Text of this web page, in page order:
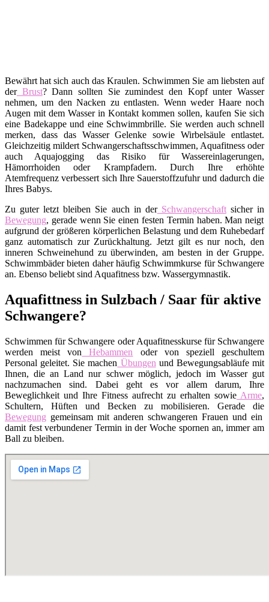
Bewährt hat sich auch das Kraulen. Schwimmen Sie am liebsten auf
derBrust? Dann sollten Sie zumindest den Kopf unter Wasser
nehmen, um den Nacken zu entlasten. Wenn weder Haare noch
Augen mit dem Wasser in Kontakt kommen sollen, kaufen Sie sich
eine Badekappe und eine Schwimmbrille. Sie werden auch schnell
merken, dass das Wasser Gelenke sowie Wirbelsäule entlastet.
Gleichzeitig mildert Schwangerschaftsschwimmen, Aquafitness oder
auch Aquajogging das Risiko für Wassereinlagerungen,
Hämorrhoiden oder Krampfadern. Durch Ihre erhöhte
Atemfrequenz verbessert sich Ihre Sauerstoffzufuhr und dadurch die
Ihres Babys.
Zu guter letzt bleiben Sie auch in derSchwangerschaftsicher in
Bewegung, gerade wenn Sie einen festen Termin haben. Man neigt
aufgrund der größeren körperlichen Belastung und dem Ruhebedarf
ganz automatisch zur Zurückhaltung. Jetzt gilt es nur noch, den
inneren Schweinehund zu überwinden, am besten in der Gruppe.
Schwimmbäder bieten daher häufig Schwimmkurse für Schwangere
an. Ebenso beliebt sind Aquafitness bzw. Wassergymnastik.
Aquafittness in Sulzbach / Saar für aktive
Schwangere?
Schwimmen für Schwangere oder Aquafitnesskurse für Schwangere
werden meist von Hebammen oder von speziell geschultem
Personal geleitet. Sie machen Übungen und Bewegungsabläufe mit
Ihnen, die an Land nur schwer möglich, jedoch im Wasser gut
nachzumachen sind. Dabei geht es vor allem darum, Ihre
Beweglichkeit und Ihre Fitness aufrecht zu erhalten sowie Arme,
Schultern, Hüften und Becken zu mobilisieren. Gerade die
Bewegung gemeinsam mit anderen schwangeren Frauen und ein
damit fest verbundener Termin in der Woche spornen an, immer am
Ball zu bleiben.